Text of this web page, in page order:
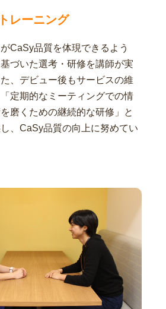
トレーニング
CaSy品質を体現できるよう
づいた選考・研修を講師が実
、デビュー後もサービスの維
定期的なミーティングでの情
磨くための継続的な研修」と
、CaSy品質の向上に努めてい